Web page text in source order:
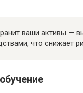
ваши активы —
что снижает